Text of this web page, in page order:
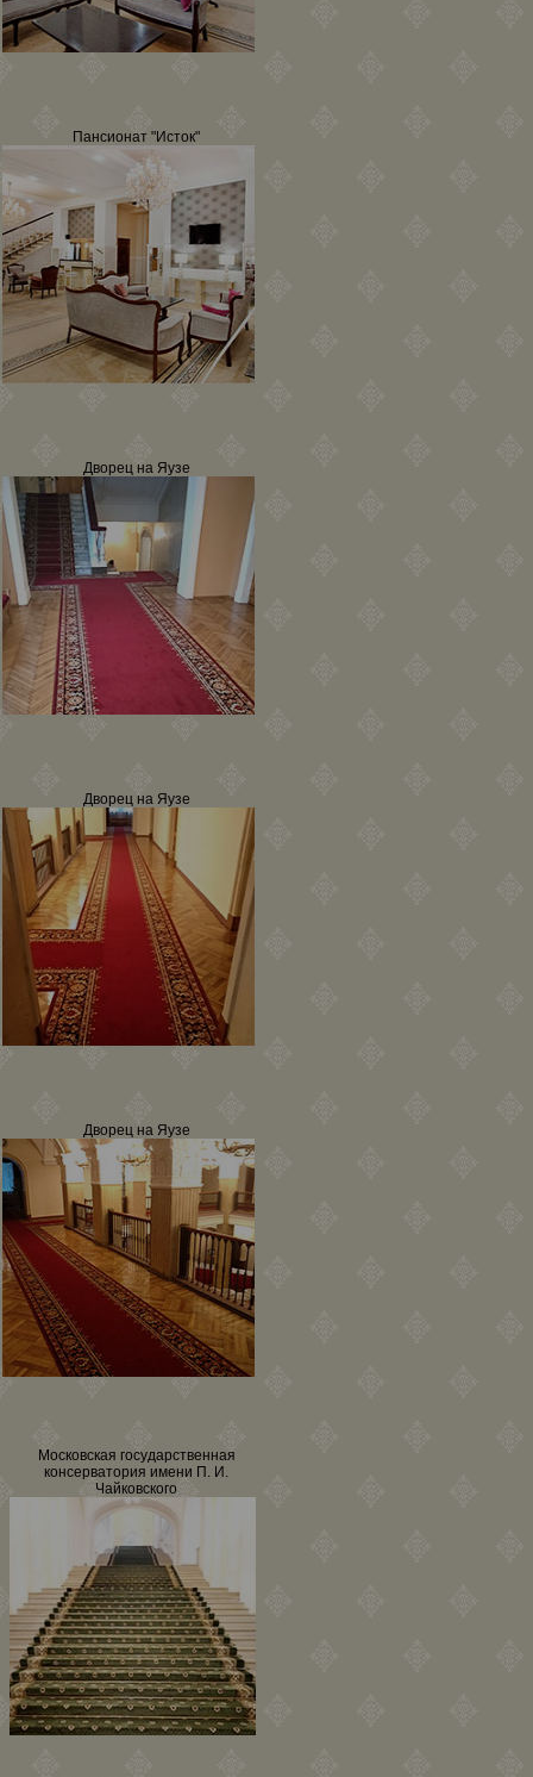
Пансионат "Исток"
Дворец на Яузе
Дворец на Яузе
Дворец на Яузе
Московская государственная
консерватория имени П. И.
Чайковского